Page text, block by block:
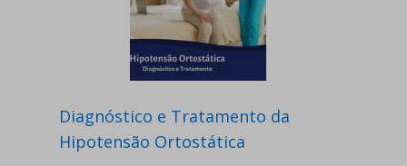
Diagnóstico e Tratamento da
Hipotensão Ortostática